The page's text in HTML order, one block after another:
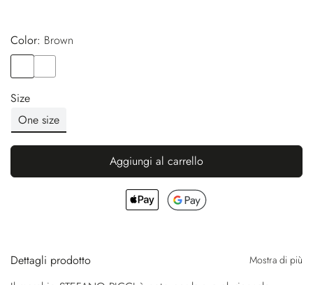
Color:
brown
Size
One size
Aggiungi al carrello
Dettagli prodotto Mostra di più